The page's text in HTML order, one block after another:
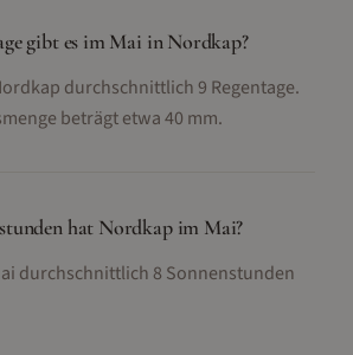
gibt es im Mai in Nordkap?
durchschnittlich 9 Regentage.
beträgt etwa 40 mm.
hat Nordkap im Mai?
durchschnittlich 8 Sonnenstunden